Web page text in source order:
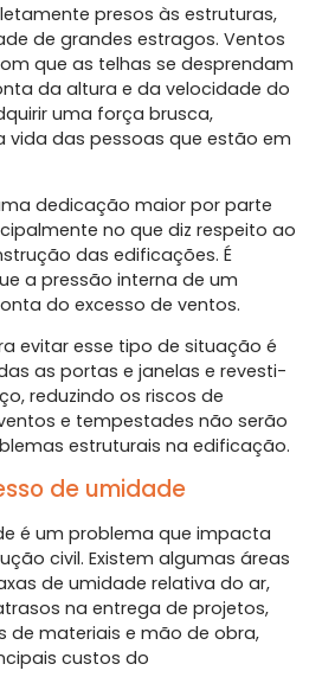
presos às estruturas,
de grandes estragos. Ventos
que as telhas se desprendam
da altura e da velocidade do
uma força brusca,
vida das pessoas que estão em
dedicação maior por parte
no que diz respeito ao
das edificações. É
a pressão interna de um
do excesso de ventos.
evitar esse tipo de situação é
as portas e janelas e revesti-
reduzindo os riscos de
e tempestades não serão
estruturais na edificação.
de umidade
é um problema que impacta
civil. Existem algumas áreas
de umidade relativa do ar,
na entrega de projetos,
de materiais e mão de obra,
custos do